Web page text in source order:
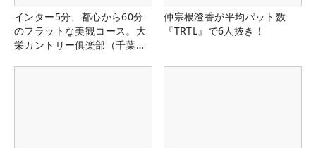
インター5分、都心から60分
のフラットな美観コース。大
栄カントリー俱楽部（千葉
仲宗根澄香が平均パット数
『TRTL』で6人抜き！